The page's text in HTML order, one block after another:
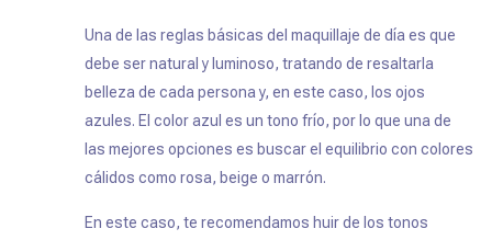
Una de las reglas básicas del maquillaje de día es que
debe ser natural y luminoso, tratando de resaltarla
belleza de cada persona y, en este caso, los ojos
azules. El color azul es un tono frío, por lo que una de
las mejores opciones es buscar el equilibrio con colores
cálidos como rosa, beige o marrón.
En este caso, te recomendamos huir de los tonos